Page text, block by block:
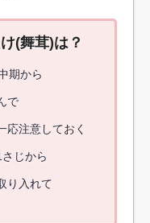
(舞茸)は？
期から
で
応注意しておく
じから
り入れて